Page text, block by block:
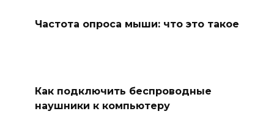
Частота опроса мыши: что это такое
Как подключить беспроводные
наушники к компьютеру